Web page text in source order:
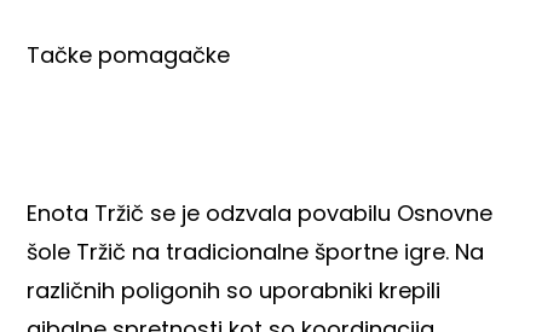
Tačke pomagačke
Enota Tržič se je odzvala povabilu Osnovne
šole Tržič na tradicionalne športne igre. Na
različnih poligonih so uporabniki krepili